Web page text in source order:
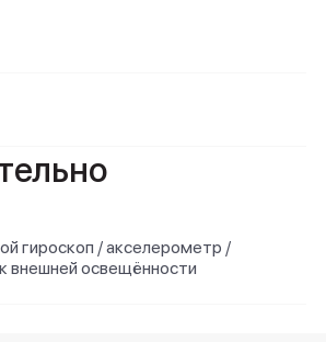
гироскоп / акселерометр /
внешней освещённости